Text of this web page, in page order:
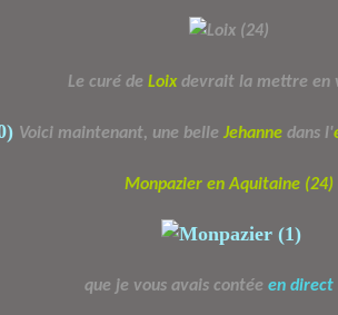
Le curé de Loix devrait la mettre en
Voici maintenant, une belle Jehanne dans l'
Monpazier en Aquitaine (24)
que je vous avais contée en direct